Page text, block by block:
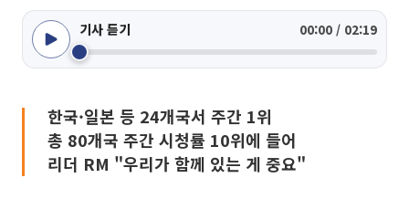
기사 듣기 00:00 / 02:19
한국·일본 등 24개국서 주간 1위
총 80개국 주간 시청률 10위에 들어
리더 RM "우리가 함께 있는 게 중요"